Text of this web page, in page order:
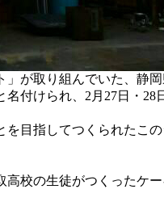
が取り組んでいた、静
付けられ、2月27日・28
目指してつくられたこ
校の生徒がつくったケ